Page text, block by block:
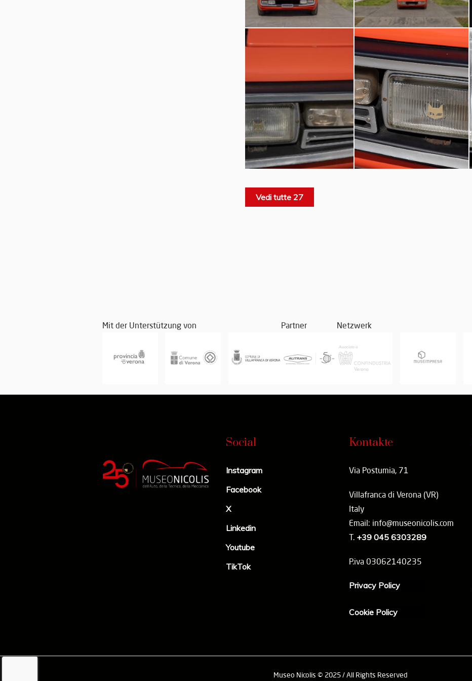
Vedi tutte 27
Mit der Unterstützung von Partner Netzwerk
Social
Instagram
Facebook
X
Linkedin
Youtube
TikTok
Kontakte
Via Postumia, 71
Villafranca di Verona (VR)
Italy
Email: info@museonicolis.com
T. +39 045 6303289
P.iva 03062140235
Privacy Policy
Cookie Policy
Museo Nicolis © 2025 / All Rights Reserved